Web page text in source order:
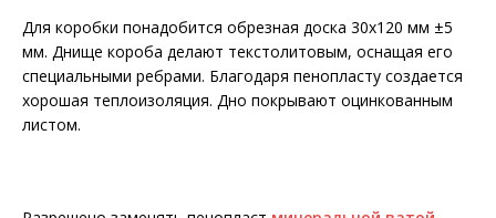
Для коробки понадобится обрезная доска 30х120 мм ±5
мм. Днище короба делают текстолитовым, оснащая его
специальными ребрами. Благодаря пенопласту создается
хорошая теплоизоляция. Дно покрывают оцинкованным
листом.